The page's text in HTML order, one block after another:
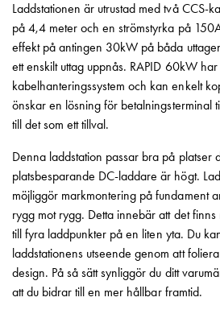
din
bostadsrättsförening
Vad
destinationsladdning?
Ladda
elbilen
oväder
Att
tänka
på
inför
installation
av
laddbox
Laddstationen är utrustad med två CCS-
på 4,4 meter och en strömstyrka på
effekt på antingen 30kW på båda
ett enskilt uttag uppnås. RAPID 60kW
kabelhanteringssystem och kan enkelt
önskar en lösning för betalningsterminal
till det som ett tillval.
Denna laddstation passar bra på platser
platsbesparande DC-laddare är högt.
möjliggör markmontering på fundament
rygg mot rygg. Detta innebär att det
till fyra laddpunkter på en liten yta. Du
laddstationens utseende genom att
design. På så sätt synliggör du ditt
att du bidrar till en mer hållbar framtid.